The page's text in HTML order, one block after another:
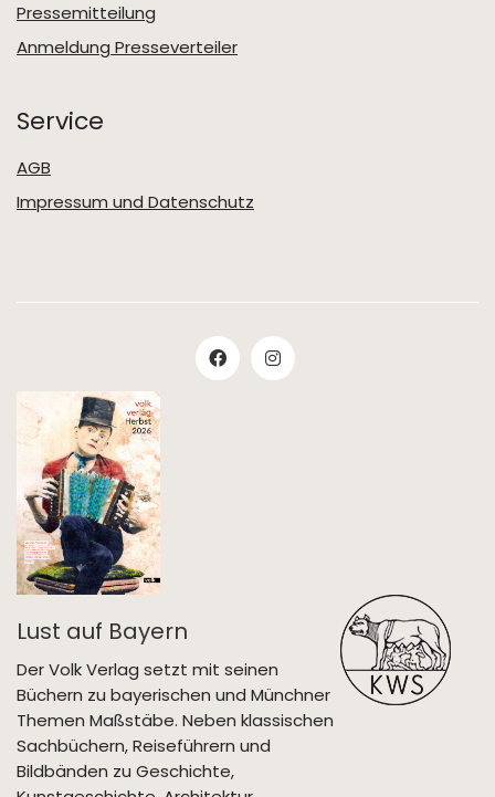
Pressemitteilung
Anmeldung Presseverteiler
Service
AGB
Impressum und Datenschutz
Lust auf Bayern
Der Volk Verlag setzt mit seinen
Büchern zu bayerischen und Münchner
Themen Maßstäbe. Neben klassischen
Sachbüchern, Reiseführern und
Bildbänden zu Geschichte,